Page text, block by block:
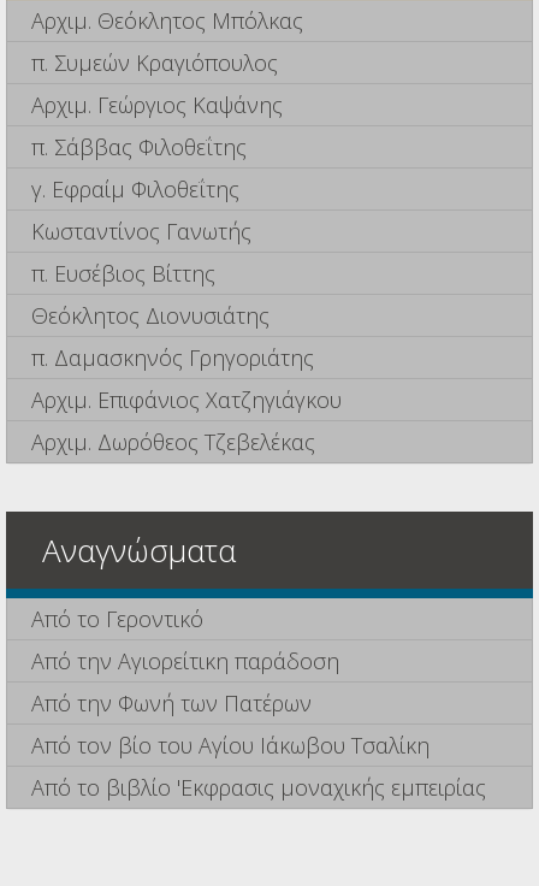
Αρχιμ. Θεόκλητος Μπόλκας
π. Συμεών Κραγιόπουλος
Αρχιμ. Γεώργιος Καψάνης
π. Σάββας Φιλοθεΐτης
γ. Εφραίμ Φιλοθεΐτης
Κωσταντίνος Γανωτής
π. Ευσέβιος Βίττης
Θεόκλητος Διονυσιάτης
π. Δαμασκηνός Γρηγοριάτης
Αρχιμ. Επιφάνιος Χατζηγιάγκου
Αρχιμ. Δωρόθεος Τζεβελέκας
Αναγνώσματα
Από το Γεροντικό
Από την Αγιορείτικη παράδοση
Από την Φωνή των Πατέρων
Από τον βίο του Αγίου Ιάκωβου Τσαλίκη
Από το βιβλίο 'Εκφρασις μοναχικής εμπειρίας